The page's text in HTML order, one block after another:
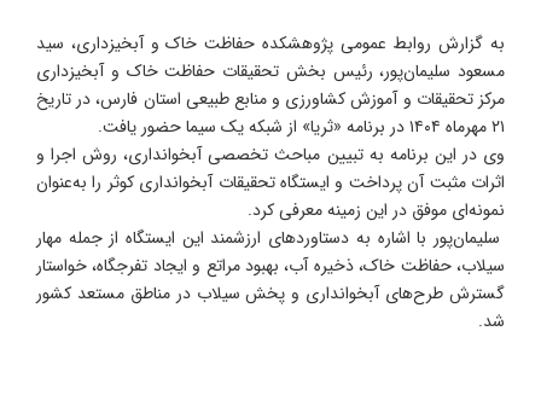
به گزارش روابط عمومی پژوهشکده حفاظت خاک و آبخیزداری، سید
مسعود سلیمان‌پور، رئیس بخش تحقیقات حفاظت خاک و آبخیزداری
مرکز تحقیقات و آموزش کشاورزی و منابع طبیعی استان فارس، در تاریخ
۲۱ مهرماه ۱۴۰۴ در برنامه «ثریا» از شبکه یک سیما حضور یافت.
وی در این برنامه به تبیین مباحث تخصصی آبخوانداری، روش اجرا و
اثرات مثبت آن پرداخت و ایستگاه تحقیقات آبخوانداری کوثر را به‌عنوان
نمونه‌ای موفق در این زمینه معرفی کرد.
سلیمان‌پور با اشاره به دستاوردهای ارزشمند این ایستگاه از جمله مهار
سیلاب، حفاظت خاک، ذخیره آب، بهبود مراتع و ایجاد تفرجگاه، خواستار
گسترش طرح‌های آبخوانداری و پخش سیلاب در مناطق مستعد کشور
شد.